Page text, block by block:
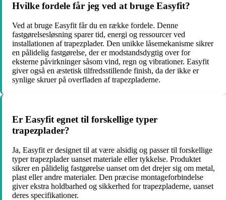
Hvilke fordele får jeg ved at bruge Easyfit?
Ved at bruge Easyfit får du en række fordele. Denne
fastgørelsesløsning sparer tid, energi og ressourcer ved
installationen af trapezplader. Den unikke låsemekanisme sikrer
en pålidelig fastgørelse, der er modstandsdygtig over for
eksterne påvirkninger såsom vind, regn og vibrationer. Easyfit
giver også en æstetisk tilfredsstillende finish, da der ikke er
synlige skruer på overfladen af trapezpladerne.
Er Easyfit egnet til forskellige typer
trapezplader?
Ja, Easyfit er designet til at være alsidig og passer til forskellige
typer trapezplader uanset materiale eller tykkelse. Produktet
sikrer en pålidelig fastgørelse uanset om det drejer sig om metal,
plast eller andre materialer. Den præcise montageforbindelse
giver ekstra holdbarhed og sikkerhed for trapezpladerne, uanset
deres specifikationer.